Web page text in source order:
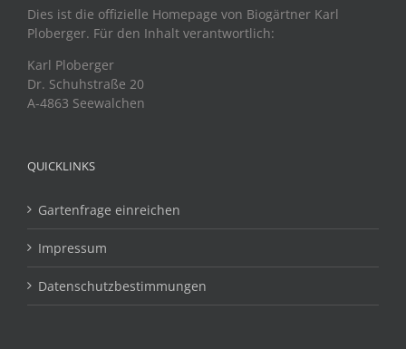
Dies ist die offizielle Homepage von Biogärtner Karl
Ploberger. Für den Inhalt verantwortlich:
Karl Ploberger
Dr. Schuhstraße 20
A-4863 Seewalchen
QUICKLINKS
Gartenfrage einreichen
Impressum
Datenschutzbestimmungen